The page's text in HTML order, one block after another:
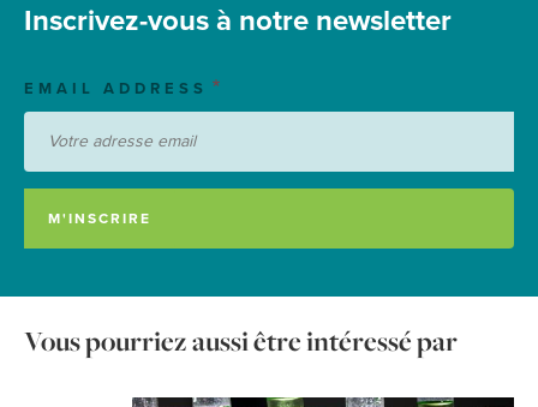
Inscrivez-vous à notre newsletter
EMAIL ADDRESS
Vous pourriez aussi être intéressé par